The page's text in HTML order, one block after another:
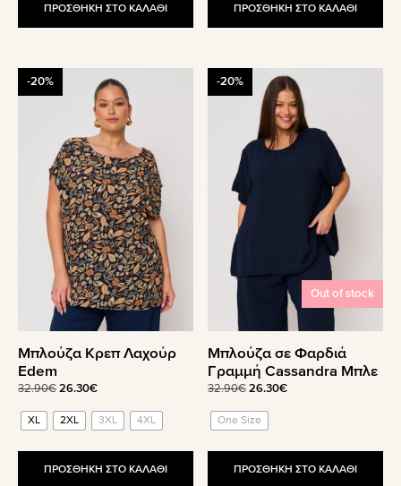
ΠΡΟΣΘΗΚΗ ΣΤΟ ΚΑΛΑΘΙ ΠΡΟΣΘΗΚΗ ΣΤΟ ΚΑΛΑΘΙ
-20%
Μπλούζα Κρεπ Λαχούρ
Edem
32.90€Original
was:
26.30€Η
τιμή
26.30€.
XL 2XL 3XL 4XL
ΠΡΟΣΘΗΚΗ ΣΤΟ ΚΑΛΑΘΙ
Αυτό
το
πολλαπλές
παραλλαγές.
επιλογές
μπορούν
επιλεγούν
σελίδα
προϊόντος
-20%
Out of stock
Μπλούζα σε Φαρδιά
Γραμμή Cassandra Μπλε
32.90€Original
was:
26.30€Η
26.30€.
One Size
ΠΡΟΣΘΗΚΗ ΣΤΟ ΚΑΛΑΘΙ
Αυτό
το
πολλαπλές
παραλλαγές.
επιλογές
μπορούν
επιλεγούν
σελίδα
προϊόντος